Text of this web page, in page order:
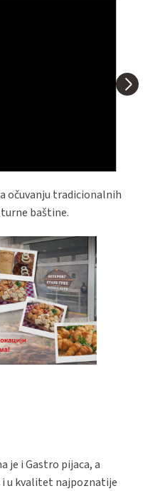
očuvanju tradicionalnih
baštine.
je i Gastro pijaca, a
i u kvalitet najpoznatije